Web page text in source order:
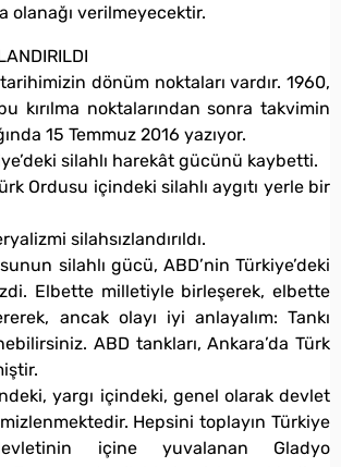
olanağı verilmeyecektir.
tarihimizin dönüm noktaları vardır. 1960,
kırılma noktalarından sonra takvimin
15 Temmuz 2016 yazıyor.
silahlı harekât gücünü kaybetti.
Ordusu içindeki silahlı aygıtı yerle bir
silahsızlandırıldı.
silahlı gücü, ABD’nin Türkiye’deki
Elbette milletiyle birleşerek, elbette
ancak olayı iyi anlayalım: Tankı
ABD tankları, Ankara’da Türk
yargı içindeki, genel olarak devlet
Hepsini toplayın Türkiye
içine yuvalanan Gladyo